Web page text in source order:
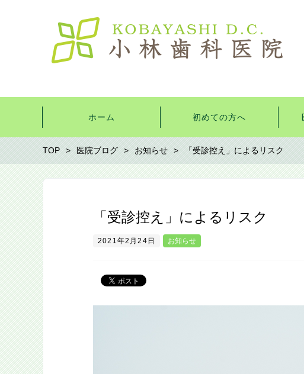
ホーム 初めての方へ
TOP 医院ブログ お知らせ 「受診控え」によるリスク
「受診控え」によるリスク
2021年2月24日 お知らせ